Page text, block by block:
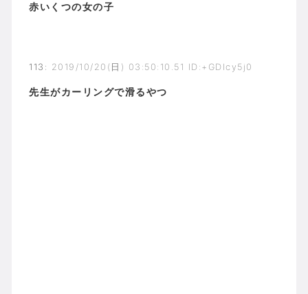
赤いくつの女の子
113 : 2019/10/20(日) 03:50:10.51 ID:+GDIcy5j0
先生がカーリングで滑るやつ